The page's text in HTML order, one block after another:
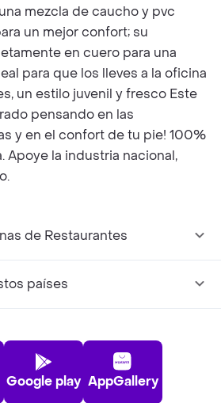
mezcla de caucho y pvc
un mejor confort; su
en cuero para una
para que los lleves a la oficina
un estilo juvenil y fresco Este
pensando en las
y en el confort de tu pie! 100%
Apoye la industria nacional,
de Restaurantes
países
Google play AppGallery